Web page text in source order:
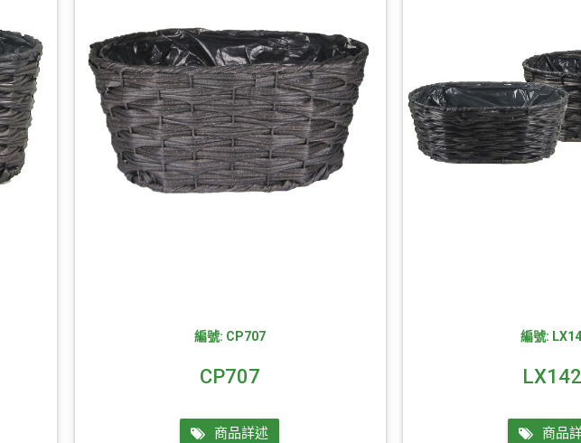
編號: CP707
CP707
商品詳述
編號:
商品